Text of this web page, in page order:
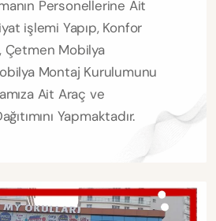
Personellerine Ait
işlemi Yapıp, Konfor
Çetmen Mobilya
Montaj Kurulumunu
Ait Araç ve
Yapmaktadır.